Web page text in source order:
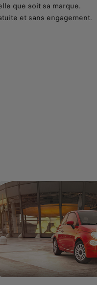
que soit sa marque.
et sans engagement.